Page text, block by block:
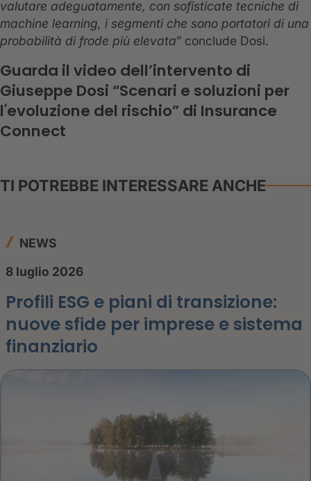
valutare adeguatamente, con sofisticate tecniche di
machine learning, i segmenti che sono portatori di una
probabilità di frode più elevata” conclude Dosi.
Guarda il video dell’intervento di
Giuseppe Dosi “Scenari e soluzioni per
l'evoluzione del rischio” di Insurance
Connect
TI POTREBBE INTERESSARE ANCHE
NEWS
8 luglio 2026
Profili ESG e piani di transizione:
nuove sfide per imprese e sistema
finanziario